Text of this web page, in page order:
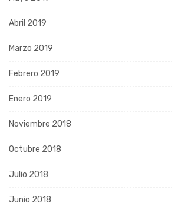
Abril 2019
Marzo 2019
Febrero 2019
Enero 2019
Noviembre 2018
Octubre 2018
Julio 2018
Junio 2018